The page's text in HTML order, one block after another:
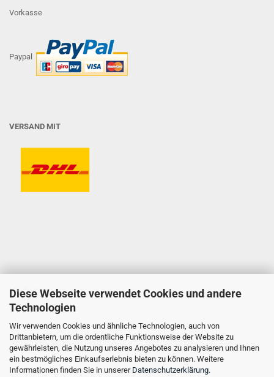
Diese Webseite verwendet Cookies und andere
Technologien
Wir verwenden Cookies und ähnliche Technologien, auch von
Drittanbietern, um die ordentliche Funktionsweise der Website zu
gewährleisten, die Nutzung unseres Angebotes zu analysieren und Ihnen
ein bestmögliches Einkaufserlebnis bieten zu können. Weitere
Informationen finden Sie in unserer Datenschutzerklärung.
Vorkasse
Paypal
VERSAND MIT
Mitglied im
Gelistet bei